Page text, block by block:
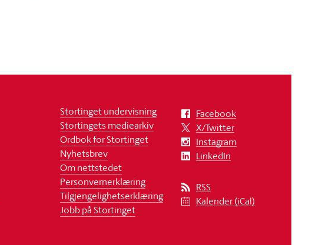
Stortinget undervisning
Stortingets mediearkiv
Ordbok for Stortinget
Nyhetsbrev
Om nettstedet
Personvernerklæring
Tilgjengelighetserklæring
Jobb på Stortinget
Facebook
X/Twitter
Instagram
LinkedIn
RSS
Kalender (iCal)